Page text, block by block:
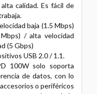
calidad. Es fácil de
baja (1.5 Mbps)
/ alta velocidad
(5 Gbps)
USB 2.0 / 1.1.
100W solo soporta
de datos, con lo
o periféricos